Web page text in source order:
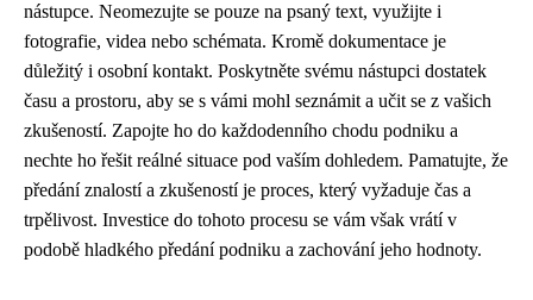
nástupce. Neomezujte se pouze na psaný text, využijte i
fotografie, videa nebo schémata. Kromě dokumentace je
důležitý i osobní kontakt. Poskytněte svému nástupci dostatek
času a prostoru, aby se s vámi mohl seznámit a učit se z vašich
zkušeností. Zapojte ho do každodenního chodu podniku a
nechte ho řešit reálné situace pod vaším dohledem. Pamatujte, že
předání znalostí a zkušeností je proces, který vyžaduje čas a
trpělivost. Investice do tohoto procesu se vám však vrátí v
podobě hladkého předání podniku a zachování jeho hodnoty.